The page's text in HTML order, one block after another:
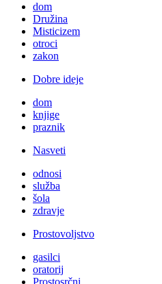
dom
Družina
Misticizem
otroci
zakon
Dobre ideje
dom
knjige
praznik
Nasveti
odnosi
služba
šola
zdravje
Prostovoljstvo
gasilci
oratorij
Prostosrčni